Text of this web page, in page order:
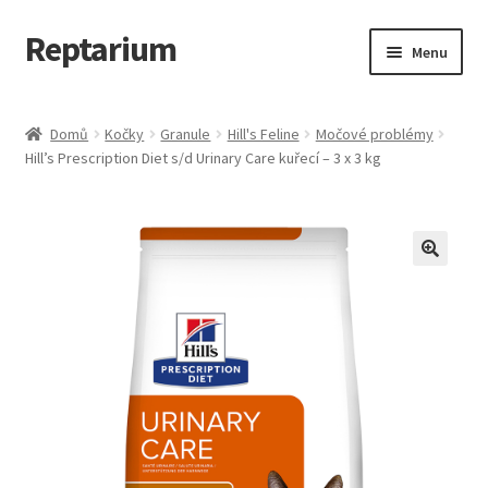
Přeskočit
na
Přejít
k
webu
Reptarium Menu
Košík
Domů Kočky Granule Hill's Feline
Močové problémy
Hill’s Prescription Diet s/d Urinary Care kuřecí – 3 x 3 kg